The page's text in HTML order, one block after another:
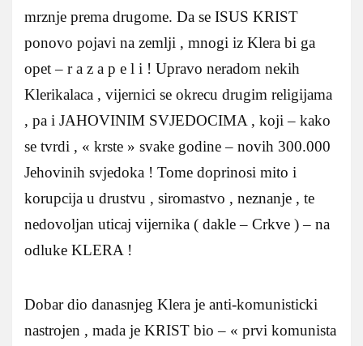
mrznje prema drugome. Da se ISUS KRIST
ponovo pojavi na zemlji , mnogi iz Klera bi ga
opet – r a z a p e l i ! Upravo neradom nekih
Klerikalaca , vijernici se okrecu drugim religijama
, pa i JAHOVINIM SVJEDOCIMA , koji – kako
se tvrdi , « krste » svake godine – novih 300.000
Jehovinih svjedoka ! Tome doprinosi mito i
korupcija u drustvu , siromastvo , neznanje , te
nedovoljan uticaj vijernika ( dakle – Crkve ) – na
odluke KLERA !
Dobar dio danasnjeg Klera je anti-komunisticki
nastrojen , mada je KRIST bio – « prvi komunista